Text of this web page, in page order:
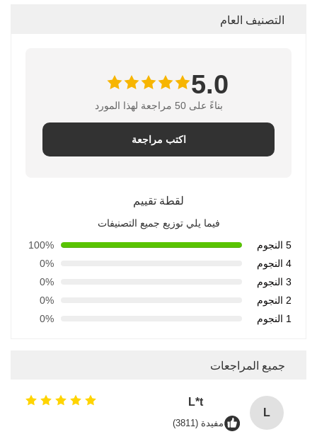
التصنيف العام
5.0
بناءً على 50 مراجعة لهذا المورد
اكتب مراجعة
لقطة تقييم
فيما يلي توزيع جميع التصنيفات
5 النجوم
100%
4 النجوم
0%
3 النجوم
0%
2 النجوم
0%
1 النجوم
0%
جميع المراجعات
L
L*t
مفيدة (3811)